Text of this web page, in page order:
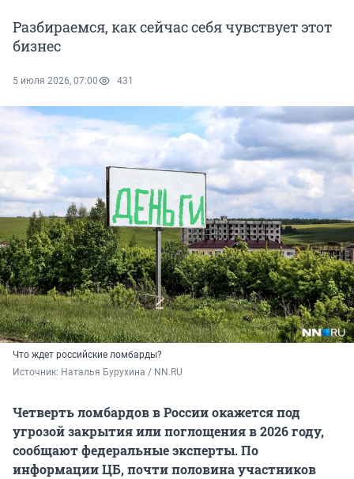
Разбираемся, как сейчас себя чувствует этот
бизнес
5 июля 2026, 07:00 431
Что ждет российские ломбарды?
Источник: Наталья Бурухина / NN.RU
Четверть ломбардов в России окажется под
угрозой закрытия или поглощения в 2026 году,
сообщают федеральные эксперты. По
информации ЦБ, почти половина участников